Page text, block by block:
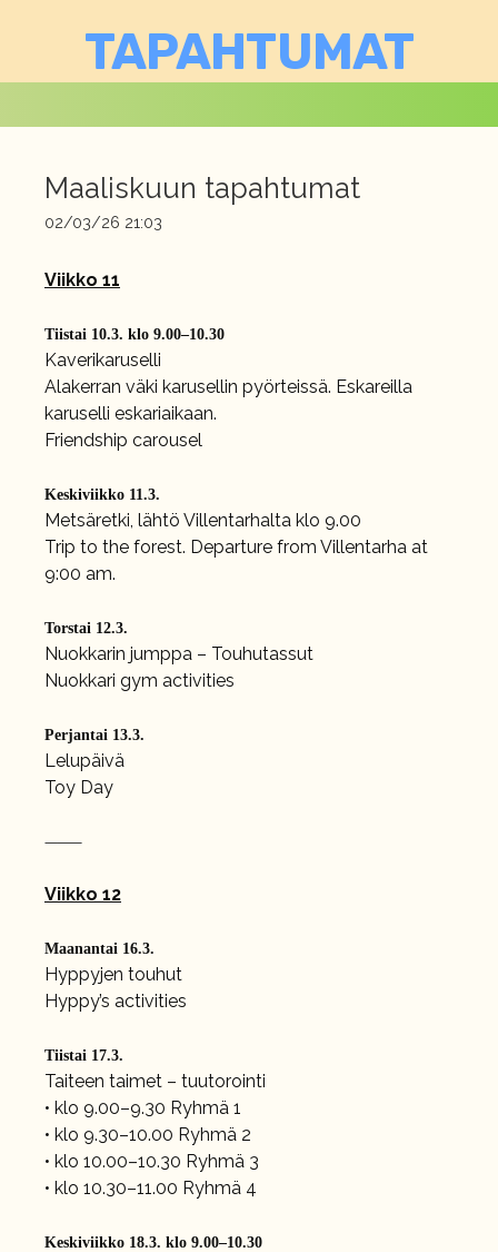
TAPAHTUMAT
Maaliskuun tapahtumat
02/03/26 21:03
Viikko 11
Tiistai 10.3. klo 9.00–10.30
Kaverikaruselli
Alakerran väki karusellin pyörteissä. Eskareilla
karuselli eskariaikaan.
Friendship carousel
Keskiviikko 11.3.
Metsäretki, lähtö Villentarhalta klo 9.00
Trip to the forest. Departure from Villentarha at
9:00 am.
Torstai 12.3.
Nuokkarin jumppa – Touhutassut
Nuokkari gym activities
Perjantai 13.3.
Lelupäivä
Toy Day
⸻
Viikko 12
Maanantai 16.3.
Hyppyjen touhut
Hyppy’s activities
Tiistai 17.3.
Taiteen taimet – tuutorointi
• klo 9.00–9.30 Ryhmä 1
• klo 9.30–10.00 Ryhmä 2
• klo 10.00–10.30 Ryhmä 3
• klo 10.30–11.00 Ryhmä 4
Keskiviikko 18.3. klo 9.00–10.30